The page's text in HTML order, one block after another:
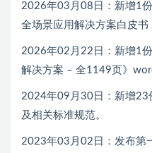
2026年03月08日：新增1
全场景应用解决方案白皮书
2026年02月22日：新增1
解决方案 – 全1149页》
2024年09月30日：新增23
及相关标准规范。
2023年03月02日：发布第